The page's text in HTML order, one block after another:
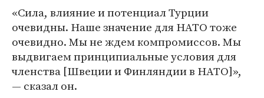
«Сила, влияние и потенциал Турции
очевидны. Наше значение для НАТО тоже
очевидно. Мы не ждем компромиссов. Мы
выдвигаем принципиальные условия для
членства [Швеции и Финляндии в НАТО]»,
— сказал он.